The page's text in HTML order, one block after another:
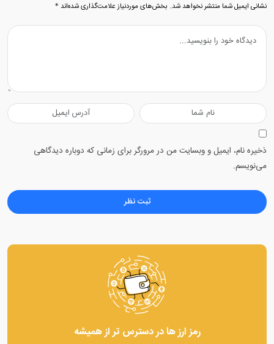
نشانی ایمیل شما منتشر نخواهد شد. بخش‌های موردنیاز علامت‌گذاری شده‌اند *
ذخیره نام، ایمیل و وبسایت من در مرورگر برای زمانی که دوباره دیدگاهی
می‌نویسم.
رمز ارز ها در دسترس تر از همیشه